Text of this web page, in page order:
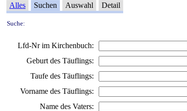
Alles Suchen Auswahl Detail
Suche:
Lfd-Nr im Kirchenbuch:
Geburt des Täuflings:
Taufe des Täuflings:
Vorname des Täuflings:
Name des Vaters: